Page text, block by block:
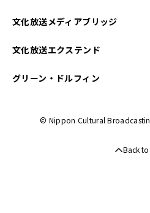
文化放送メディアブリッジ
文化放送エクステンド
グリーン・ドルフィン
© Nippon Cultural
Back